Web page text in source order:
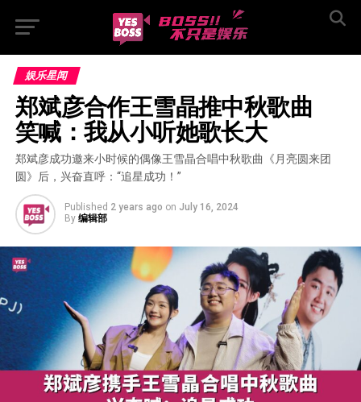
娱乐星闻
郑斌彦合作王雪晶推中秋歌曲
笑喊：我从小听她歌长大
郑斌彦成功邀来小时候的偶像王雪晶合唱中秋歌曲《月亮圆来团
圆》后，兴奋直呼：“追星成功！”
Published 2 years ago on July 16, 2024
By 编辑部